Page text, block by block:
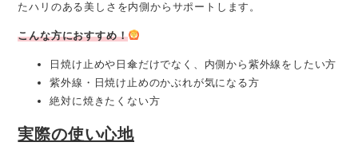
たハリのある美しさを内側からサポートします。
こんな方におすすめ！
日焼け止めや日傘だけでなく、内側から紫外線をしたい方
紫外線・日焼け止めのかぶれが気になる方
絶対に焼きたくない方
実際の使い心地